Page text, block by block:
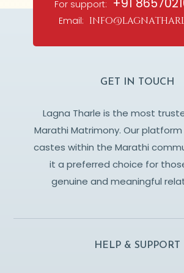
For support: +91
Email:
GET IN TOUCH
Lagna Tharle is the most
Marathi Matrimony. Our
castes within the Marathi
it a preferred choice for
genuine and meaningful
HELP & SUPPORT